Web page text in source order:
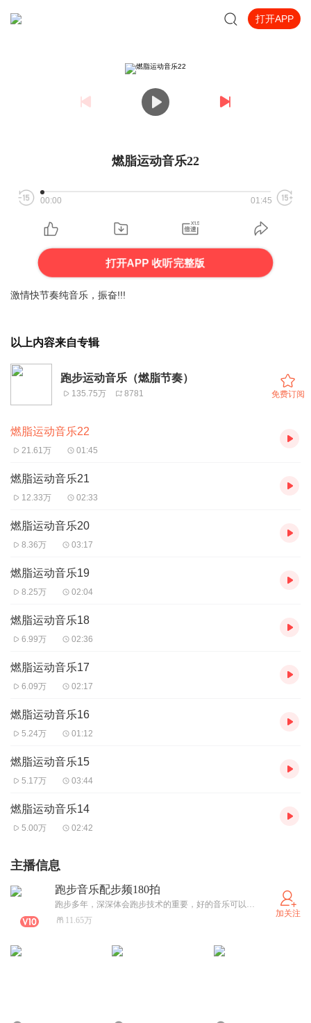
打开APP
燃脂运动音乐22
00:00 01:45
打开APP 收听完整版
激情快节奏纯音乐，振奋!!!
以上内容来自专辑
跑步运动音乐（燃脂节奏）
135.75万 8781 免费订阅
燃脂运动音乐22
21.61万 01:45
燃脂运动音乐21
12.33万 02:33
燃脂运动音乐20
8.36万 03:17
燃脂运动音乐19
8.25万 02:04
燃脂运动音乐18
6.99万 02:36
燃脂运动音乐17
6.09万 02:17
燃脂运动音乐16
5.24万 01:12
燃脂运动音乐15
5.17万 03:44
燃脂运动音乐14
5.00万 02:42
主播信息
跑步音乐配步频180拍
跑步多年，深深体会跑步技术的重要，好的音乐可以提升跑步能力，共享一些180拍和190、185、175等跑步运动音乐几个专辑共享。感谢您关注、点赞鼓励，期待您的评价和交流…
11.65万
加关注